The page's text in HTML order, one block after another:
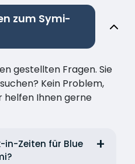
zum Symi-
gestellten Fragen. Sie
Kein Problem,
helfen Ihnen gerne
in-Zeiten für Blue